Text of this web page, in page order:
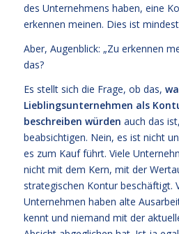
des Unternehmens haben, eine
erkennen meinen. Dies ist
Aber, Augenblick: „Zu erkennen
das?
Es stellt sich die Frage, ob das,
Lieblingsunternehmen als
beschreiben würden auch das
beabsichtigen. Nein, es ist nicht
es zum Kauf führt. Viele
nicht mit dem Kern, mit der
strategischen Kontur beschäftigt.
Unternehmen haben alte
kennt und niemand mit der